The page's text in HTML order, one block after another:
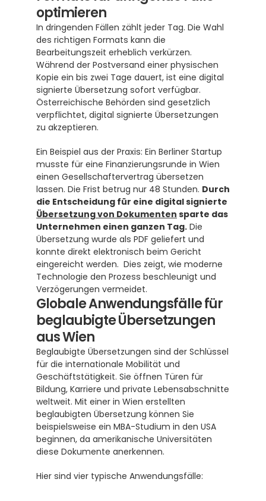
optimieren
In dringenden Fällen zählt jeder Tag. Die Wahl
des richtigen Formats kann die
Bearbeitungszeit erheblich verkürzen.
Während der Postversand einer physischen
Kopie ein bis zwei Tage dauert, ist eine digital
signierte Übersetzung sofort verfügbar.
Österreichische Behörden sind gesetzlich
verpflichtet, digital signierte Übersetzungen
zu akzeptieren.
Ein Beispiel aus der Praxis: Ein Berliner Startup
musste für eine Finanzierungsrunde in Wien
einen Gesellschaftervertrag übersetzen
lassen. Die Frist betrug nur 48 Stunden. Durch
Übersetzung von Dokumenten sparte das
Unternehmen einen ganzen Tag. Die
Übersetzung wurde als PDF geliefert und
konnte direkt elektronisch beim Gericht
eingereicht werden.  Dies zeigt, wie moderne
Technologie den Prozess beschleunigt und
Verzögerungen vermeidet.
Globale Anwendungsfälle für
beglaubigte Übersetzungen
aus Wien
Beglaubigte Übersetzungen sind der Schlüssel
für die internationale Mobilität und
Geschäftstätigkeit. Sie öffnen Türen für
Bildung, Karriere und private Lebensabschnitte
weltweit. Mit einer in Wien erstellten
beglaubigten Übersetzung können Sie
beispielsweise ein MBA-Studium in den USA
beginnen, da amerikanische Universitäten
diese Dokumente anerkennen.
Hier sind vier typische Anwendungsfälle: